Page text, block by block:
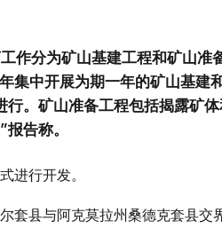
作分为矿山基建工程和矿山准
集中开展为期一年的矿山基建
。矿山准备工程包括揭露矿体
告称。
进行开发。
套县与阿克莫拉州桑德克套县交